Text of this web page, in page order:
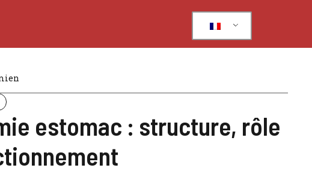
estomac : structure, rôle